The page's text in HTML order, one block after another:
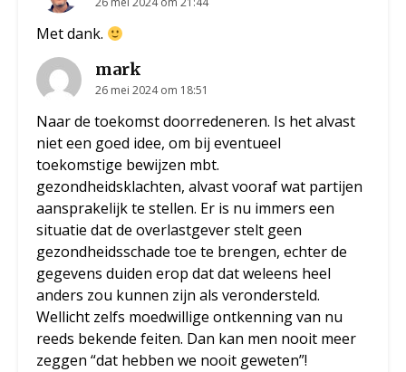
Met dank.
mark
26 mei 2024 om 18:51
Naar de toekomst doorredeneren. Is het alvast
niet een goed idee, om bij eventueel
toekomstige bewijzen mbt.
gezondheidsklachten, alvast vooraf wat partijen
aansprakelijk te stellen. Er is nu immers een
situatie dat de overlastgever stelt geen
gezondheidsschade toe te brengen, echter de
gegevens duiden erop dat dat weleens heel
anders zou kunnen zijn als verondersteld.
Wellicht zelfs moedwillige ontkenning van nu
reeds bekende feiten. Dan kan men nooit meer
zeggen “dat hebben we nooit geweten”!